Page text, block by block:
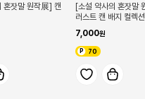
혼잣말 원작展] 캔
[소설 약사의 혼잣말
러스트 캔 배지 컬렉
7,000
70